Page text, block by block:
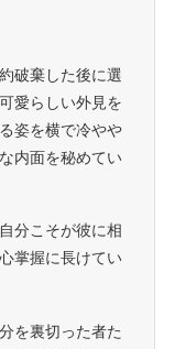
破棄した後に選
愛らしい外見を
姿を横で冷やや
内面を秘めてい
分こそが彼に相
掌握に長けてい
を裏切った者た